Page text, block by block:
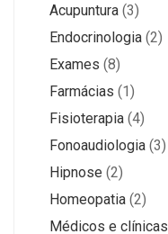
Acupuntura (3)
Endocrinologia (2)
Exames (8)
Farmácias (1)
Fisioterapia (4)
Fonoaudiologia (3)
Hipnose (2)
Homeopatia (2)
Médicos e clínicas